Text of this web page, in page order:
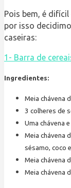
Pois bem, é
por isso
caseiras:
1- Barra de
Ingredientes:
Meia chávena
3 colheres de
Uma chávena
Meia chávena
sésamo, coco
Meia chávena
Meia chávena